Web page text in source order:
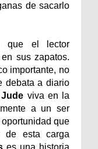
de sacarlo
que el lector
sus zapatos.
importante, no
debata a diario
Jude viva en la
a un ser
que
esta carga